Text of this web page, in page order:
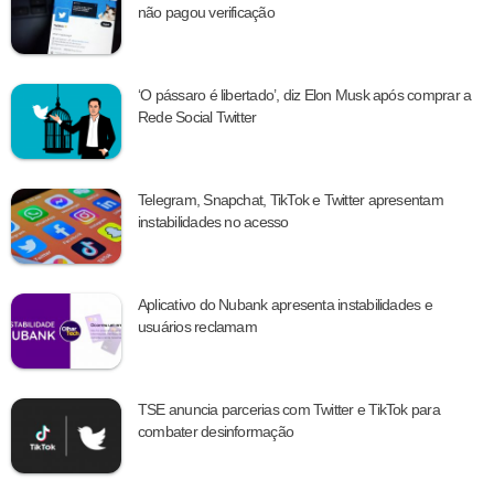
não pagou verificação
‘O pássaro é libertado’, diz Elon Musk após comprar a
Rede Social Twitter
Telegram, Snapchat, TikTok e Twitter apresentam
instabilidades no acesso
Aplicativo do Nubank apresenta instabilidades e
usuários reclamam
TSE anuncia parcerias com Twitter e TikTok para
combater desinformação